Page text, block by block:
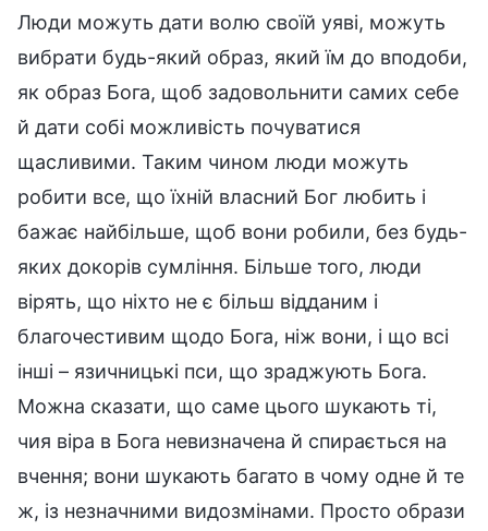
Люди можуть дати волю своїй уяві, можуть
вибрати будь-який образ, який їм до вподоби,
як образ Бога, щоб задовольнити самих себе
й дати собі можливість почуватися
щасливими. Таким чином люди можуть
робити все, що їхній власний Бог любить і
бажає найбільше, щоб вони робили, без будь-
яких докорів сумління. Більше того, люди
вірять, що ніхто не є більш відданим і
благочестивим щодо Бога, ніж вони, і що всі
інші – язичницькі пси, що зраджують Бога.
Можна сказати, що саме цього шукають ті,
чия віра в Бога невизначена й спирається на
вчення; вони шукають багато в чому одне й те
ж, із незначними видозмінами. Просто образи